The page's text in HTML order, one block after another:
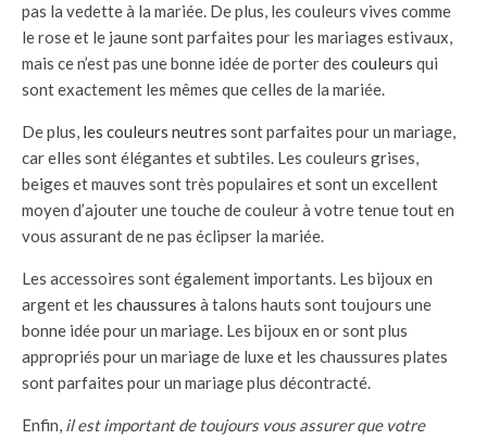
pas la vedette à la mariée. De plus, les couleurs vives comme
le rose et le jaune sont parfaites pour les mariages estivaux,
mais ce n’est pas une bonne idée de porter des couleurs qui
sont exactement les mêmes que celles de la mariée.
De plus, les couleurs neutres sont parfaites pour un mariage,
car elles sont élégantes et subtiles. Les couleurs grises,
beiges et mauves sont très populaires et sont un excellent
moyen d’ajouter une touche de couleur à votre tenue tout en
vous assurant de ne pas éclipser la mariée.
Les accessoires sont également importants. Les bijoux en
argent et les chaussures à talons hauts sont toujours une
bonne idée pour un mariage. Les bijoux en or sont plus
appropriés pour un mariage de luxe et les chaussures plates
sont parfaites pour un mariage plus décontracté.
Enfin, il est important de toujours vous assurer que votre